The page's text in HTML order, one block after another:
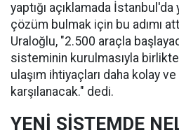
yaptığı açıklamada
çözüm bulmak için bu adımı
Uraloğlu, "2.500 araçla
sisteminin kurulmasıyla birlikte
ulaşım ihtiyaçları daha kolay
karşılanacak." dedi.
YENİ SİSTEMDE